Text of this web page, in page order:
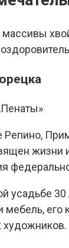
Репино,
жизни
усадьбе
его
художников.